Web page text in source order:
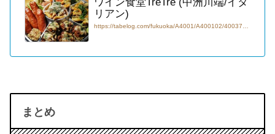
リアン)
まとめ